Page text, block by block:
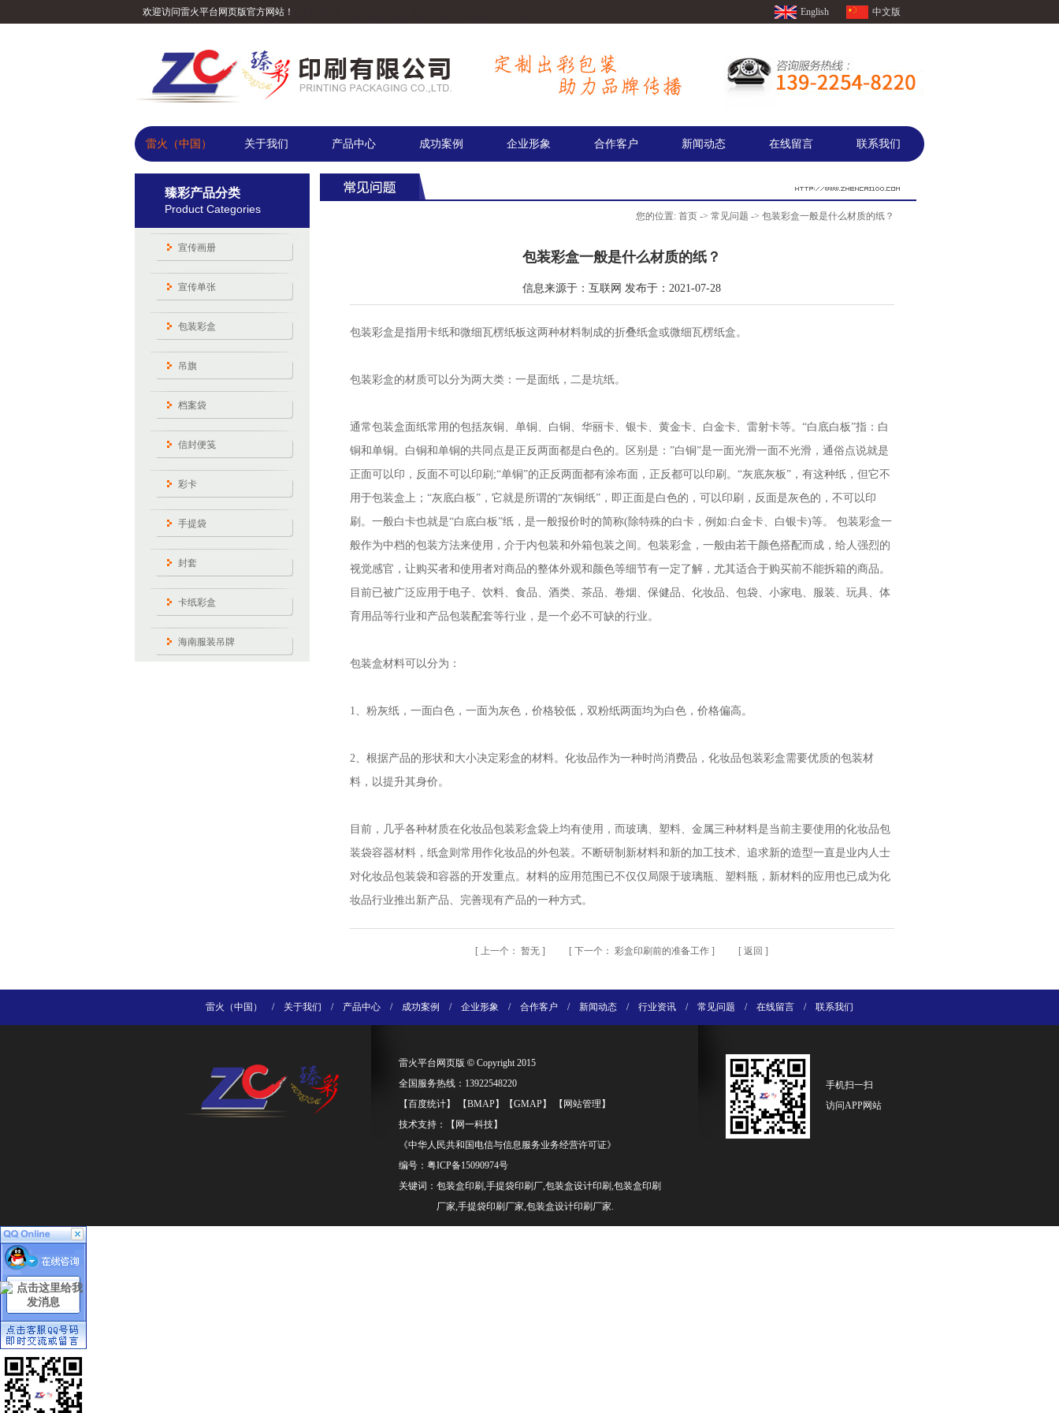
欢迎访问雷火平台网页版官方网站！ English 中文版
雷火（中国） 关于我们 产品中心 成功案例 企业形象 合作客户 新闻动态 在线留言 联系我们
臻彩产品分类
Product Categories
宣传画册
宣传单张
包装彩盒
吊旗
档案袋
信封便笺
彩卡
手提袋
封套
卡纸彩盒
海南服装吊牌
您的位置: 首页-> 常见问题 -> 包装彩盒一般是什么材质的纸？
包装彩盒一般是什么材质的纸？
信息来源于：互联网 发布于：2021-07-28
包装彩盒是指用卡纸和微细瓦楞纸板这两种材料制成的折叠纸盒或微细瓦楞纸盒。
包装彩盒的材质可以分为两大类：一是面纸，二是坑纸。
通常包装盒面纸常用的包括灰铜、单铜、白铜、华丽卡、银卡、黄金卡、白金卡、雷射卡等。“白底白板”指：白
铜和单铜。白铜和单铜的共同点是正反两面都是白色的。区别是：”白铜”是一面光滑一面不光滑，通俗点说就是
正面可以印，反面不可以印刷;“单铜”的正反两面都有涂布面，正反都可以印刷。“灰底灰板”，有这种纸，但它不
用于包装盒上；“灰底白板”，它就是所谓的“灰铜纸”，即正面是白色的，可以印刷，反面是灰色的，不可以印
刷。一般白卡也就是“白底白板”纸，是一般报价时的简称(除特殊的白卡，例如:白金卡、白银卡)等。 包装彩盒一
般作为中档的包装方法来使用，介于内包装和外箱包装之间。包装彩盒，一般由若干颜色搭配而成，给人强烈的
视觉感官，让购买者和使用者对商品的整体外观和颜色等细节有一定了解，尤其适合于购买前不能拆箱的商品。
目前已被广泛应用于电子、饮料、食品、酒类、茶品、卷烟、保健品、化妆品、包袋、小家电、服装、玩具、体
育用品等行业和产品包装配套等行业，是一个必不可缺的行业。
包装盒材料可以分为：
1、粉灰纸，一面白色，一面为灰色，价格较低，双粉纸两面均为白色，价格偏高。
2、根据产品的形状和大小决定彩盒的材料。化妆品作为一种时尚消费品，化妆品包装彩盒需要优质的包装材
料，以提升其身价。
目前，几乎各种材质在化妆品包装彩盒袋上均有使用，而玻璃、塑料、金属三种材料是当前主要使用的化妆品包
装袋容器材料，纸盒则常用作化妆品的外包装。不断研制新材料和新的加工技术、追求新的造型一直是业内人士
对化妆品包装袋和容器的开发重点。材料的应用范围已不仅仅局限于玻璃瓶、塑料瓶，新材料的应用也已成为化
妆品行业推出新产品、完善现有产品的一种方式。
[上一个：暂无] [下一个：彩盒印刷前的准备工作] [ 返回]
雷火（中国） / 关于我们 / 产品中心 / 成功案例 / 企业形象 / 合作客户 / 新闻动态 / 行业资讯 / 常见问题 / 在线留言 / 联系我们
雷火平台网页版 © Copyright 2015
全国服务热线：13922548220
【百度统计】 【BMAP】【GMAP】 【 网站管理 】
技术支持：【 网一科技】
《中华人民共和国电信与信息服务业务经营许可证》
编号： 粤ICP备15090974号
关键词：包装盒印刷,手提袋印刷厂,包装盒设计印刷,包装盒印刷
厂家,手提袋印刷厂家,包装盒设计印刷厂家.
手机扫一扫
访问APP网站